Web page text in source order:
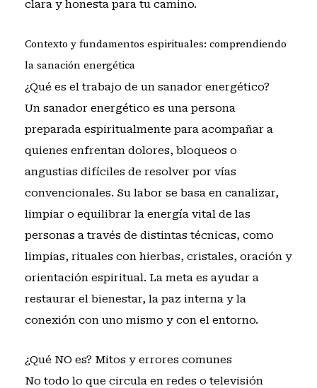
clara y honesta para tu camino.
Contexto y fundamentos espirituales: comprendiendo
la sanación energética
¿Qué es el trabajo de un sanador energético?
Un sanador energético es una persona
preparada espiritualmente para acompañar a
quienes enfrentan dolores, bloqueos o
angustias difíciles de resolver por vías
convencionales. Su labor se basa en canalizar,
limpiar o equilibrar la energía vital de las
personas a través de distintas técnicas, como
limpias, rituales con hierbas, cristales, oración y
orientación espiritual. La meta es ayudar a
restaurar el bienestar, la paz interna y la
conexión con uno mismo y con el entorno.
¿Qué NO es? Mitos y errores comunes
No todo lo que circula en redes o televisión